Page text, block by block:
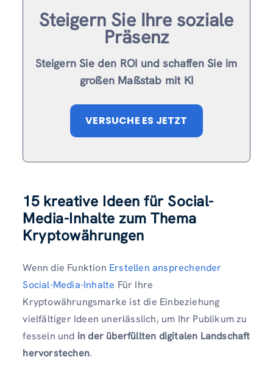
Steigern Sie Ihre soziale
Präsenz
Steigern Sie den ROI und schaffen Sie im
großen Maßstab mit KI
VERSUCHE ES JETZT
15 kreative Ideen für Social-
Media-Inhalte zum Thema
Kryptowährungen
Wenn die Funktion Erstellen ansprechender
Social-Media-Inhalte Für Ihre
Kryptowährungsmarke ist die Einbeziehung
vielfältiger Ideen unerlässlich, um Ihr Publikum zu
fesseln und in der überfüllten digitalen Landschaft
hervorstechen.